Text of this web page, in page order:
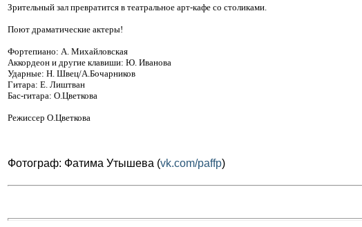
Зрительный зал превратится в театральное арт-кафе со столиками.
Поют драматические актеры!
Фортепиано: А. Михайловская
Аккордеон и другие клавиши: Ю. Иванова
Ударные: Н. Швец/А.Бочарников
Гитара: Е. Лиштван
Бас-гитара: О.Цветкова
Режиссер О.Цветкова
Фотограф: Фатима Утышева (vk.com/paffp)